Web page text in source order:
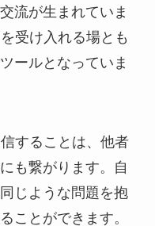
流が生まれていま
受け入れる場とも
ールとなっていま
することは、他者
も繋がります。自
じような問題を抱
ことができます。